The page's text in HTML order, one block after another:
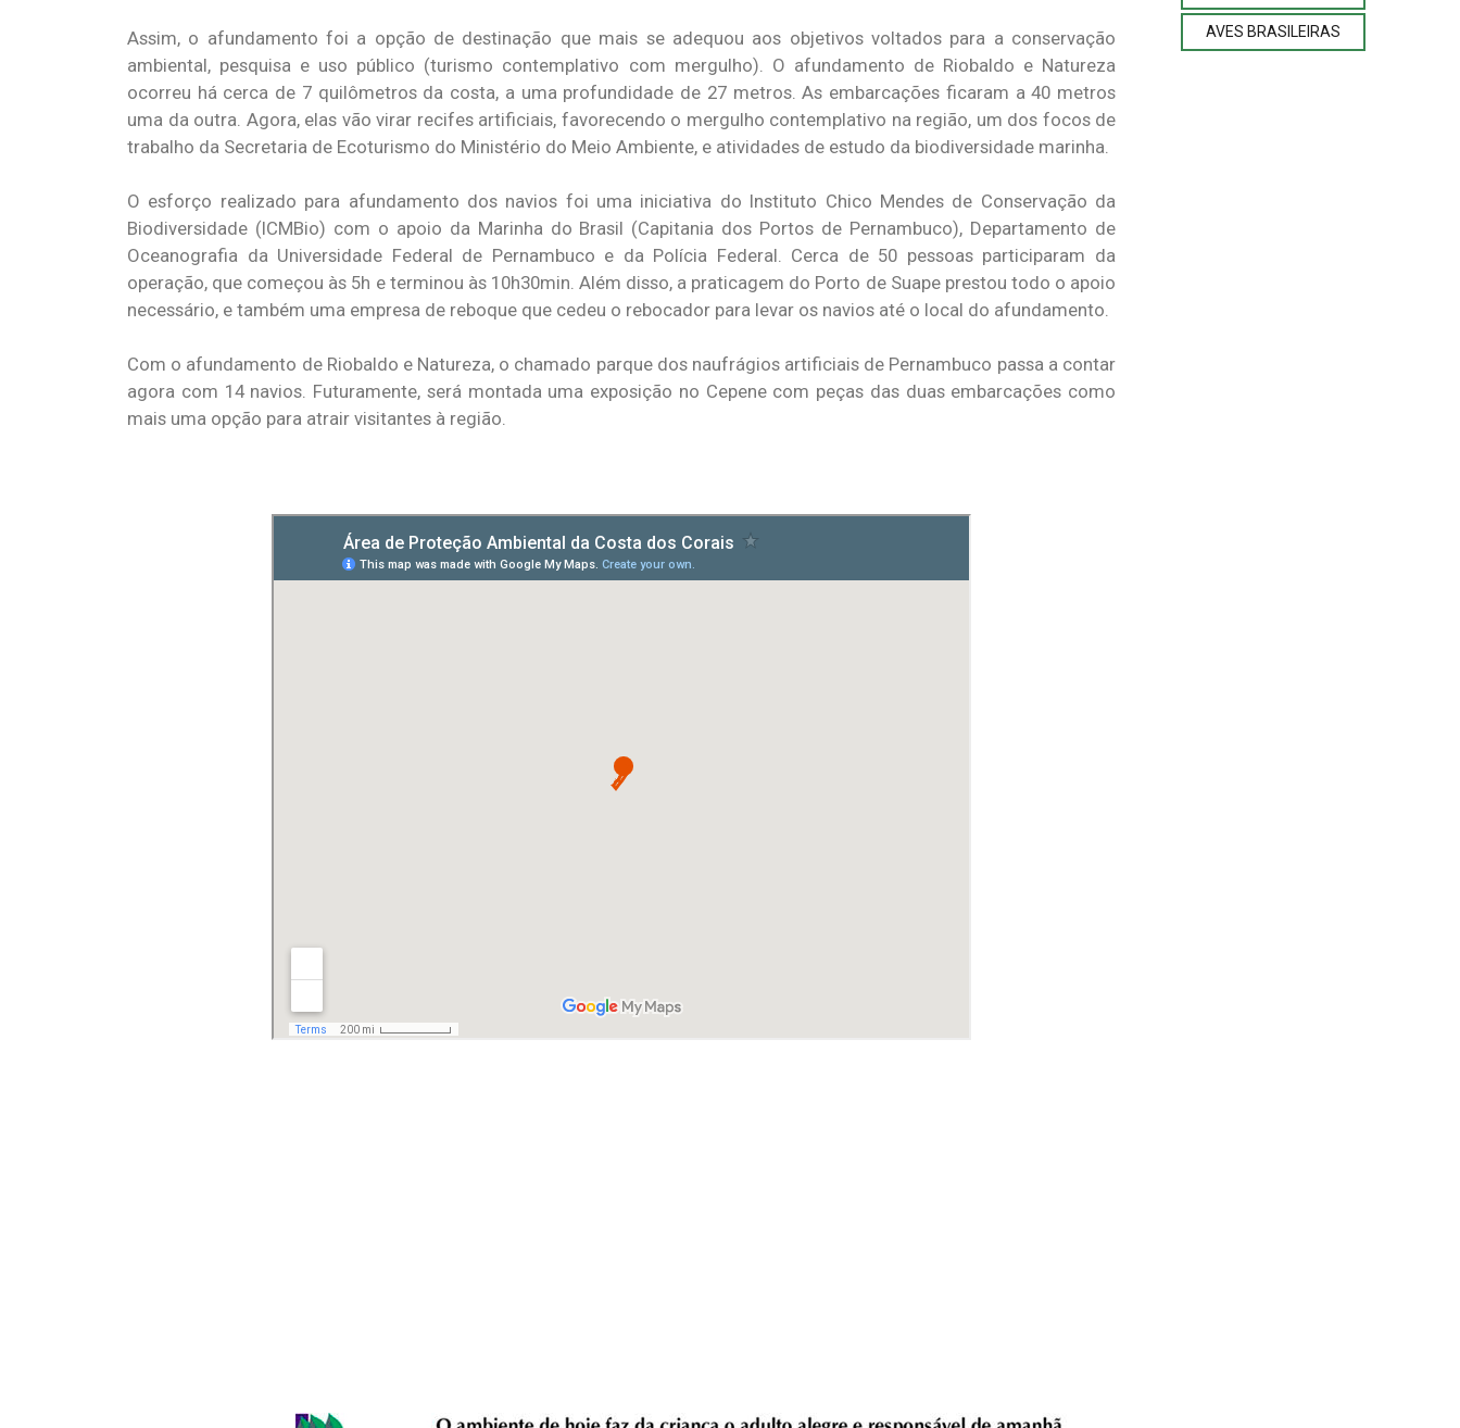
Assim, o afundamento foi a opção de destinação que mais se adequou aos objetivos voltados para a conservação
ambiental, pesquisa e uso público (turismo contemplativo com mergulho). O afundamento de Riobaldo e Natureza
ocorreu há cerca de 7 quilômetros da costa, a uma profundidade de 27 metros. As embarcações ficaram a 40 metros
uma da outra. Agora, elas vão virar recifes artificiais, favorecendo o mergulho contemplativo na região, um dos focos de
trabalho da Secretaria de Ecoturismo do Ministério do Meio Ambiente, e atividades de estudo da biodiversidade marinha.
O esforço realizado para afundamento dos navios foi uma iniciativa do Instituto Chico Mendes de Conservação da
Biodiversidade (ICMBio) com o apoio da Marinha do Brasil (Capitania dos Portos de Pernambuco), Departamento de
Oceanografia da Universidade Federal de Pernambuco e da Polícia Federal. Cerca de 50 pessoas participaram da
operação, que começou às 5h e terminou às 10h30min. Além disso, a praticagem do Porto de Suape prestou todo o apoio
necessário, e também uma empresa de reboque que cedeu o rebocador para levar os navios até o local do afundamento.
Com o afundamento de Riobaldo e Natureza, o chamado parque dos naufrágios artificiais de Pernambuco passa a contar
agora com 14 navios. Futuramente, será montada uma exposição no Cepene com peças das duas embarcações como
mais uma opção para atrair visitantes à região.
AVES BRASILEIRAS